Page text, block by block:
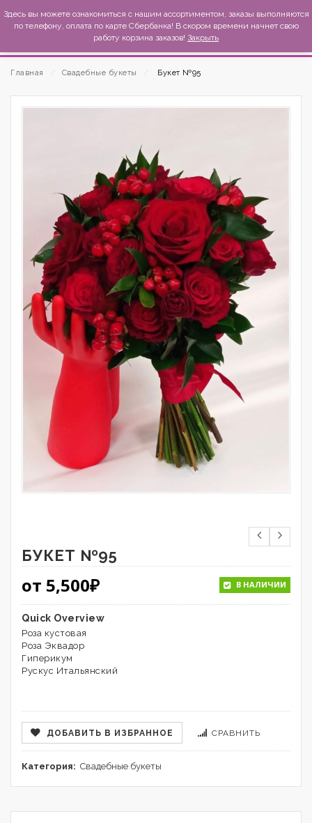
MexиKo
Главная Свадебные букеты Букет №95
БУКЕТ №95
от 5,500₽ В НАЛИЧИИ
Quick Overview
Роза кустовая
Роза Эквадор
Гиперикум
Рускус Итальянский
ДОБАВИТЬ В ИЗБРАННОЕ СРАВНИТЬ
Категория: Свадебные букеты
Здесь вы можете ознакомиться с нашим ассортиментом, заказы выполняются
по телефону, оплата по карте Сбербанка! В скором времени начнет свою
работу корзина заказов! Закрыть